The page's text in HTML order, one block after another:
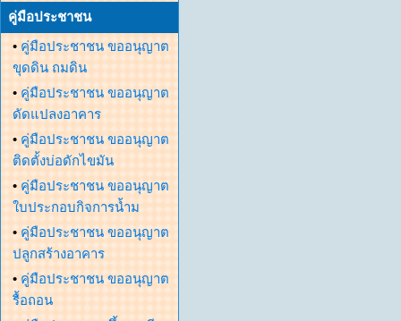
คู่มือประชาชน
• คู่มือประชาชน ขออนุญาต
ขุดดิน ถมดิน
• คู่มือประชาชน ขออนุญาต
ดัดแปลงอาคาร
• คู่มือประชาชน ขออนุญาต
ติดตั้งบ่อดักไขมัน
• คู่มือประชาชน ขออนุญาต
ใบประกอบกิจการน้ำม
• คู่มือประชาชน ขออนุญาต
ปลูกสร้างอาคาร
• คู่มือประชาชน ขออนุญาต
รื้อถอน